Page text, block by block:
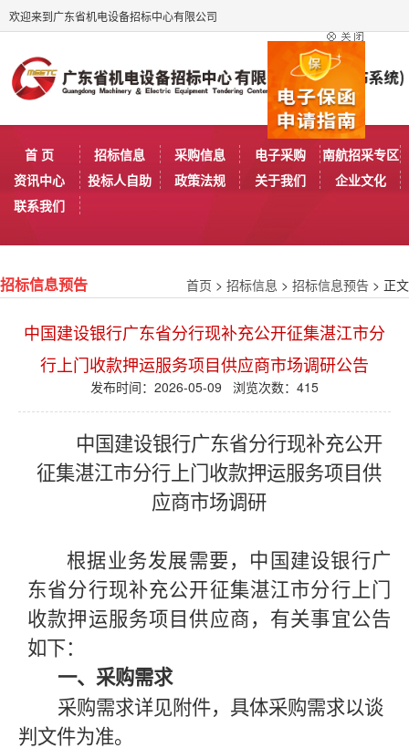
欢迎来到广东省机电设备招标中心有限公司
首 页 招标信息 采购信息 电子采购
南航招采专区
资讯中心
投标人自助 政策法规 关于我们
企业文化
联系我们
招标信息预告 首页 > 招标信息 > 招标信息预告 > 正文
中国建设银行广东省分行现补充公开征集湛江市分
行上门收款押运服务项目供应商市场调研公告
发布时间：2026-05-09 浏览次数： 415
中国建设银行广东省分行现补充公开
征集湛江市分行上门收款押运服务项目供
应商市场调研
根据业务发展需要，中国建设银行广
东省分行现补充公开征集湛江市分行上门
收款押运服务项目供应商，有关事宜公告
如下：
一、采购需求
采购需求详见附件，具体采购需求以谈
判文件为准。